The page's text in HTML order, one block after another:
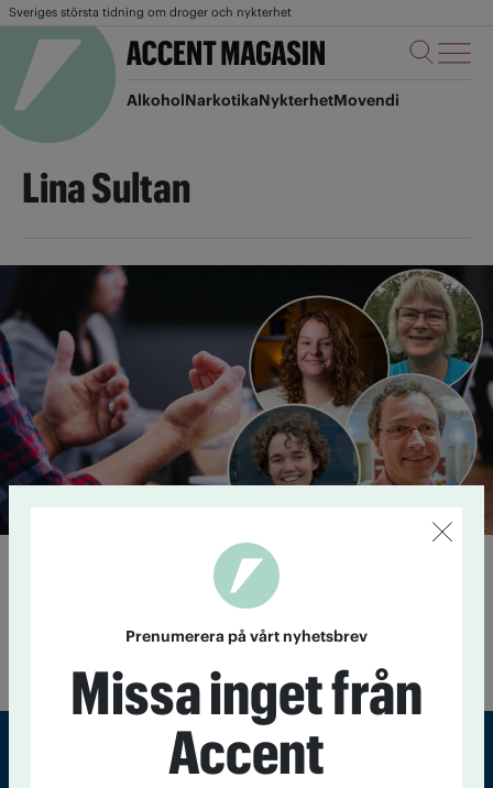
Sveriges största tidning om droger och nykterhet
AlkoholNarkotikaNykterhetMovendi
Lina Sultan
De föreslås ta plats i nya
förbundsstyrelsen
30 oktober 2024Representanter från alla IOGT-NTO-
Prenumerera på vårt nyhetsbrev
Missa inget från
Accent